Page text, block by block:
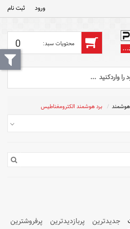
ورود ثبت‌ نام
0
هوشمند برد هوشمند الکترومغناطیس
جدیدترین پربازدیدترین
پرفروشترین